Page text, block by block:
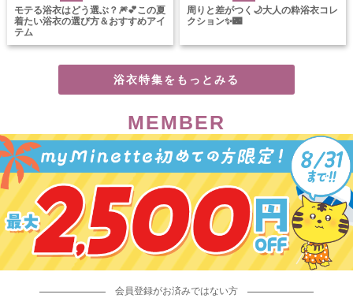
モテる浴衣はどう選ぶ？🎆💕この夏
着たい浴衣の選び方＆おすすめアイ
テム
周りと差がつく🌙大人の粋浴衣コレ
クション✨🌃
浴衣特集をもっとみる
MEMBER
会員登録がお済みではない方